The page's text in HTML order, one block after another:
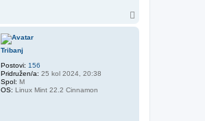
Tribanj
Postovi: 156
Pridružen/a: 25 kol 2024, 20:38
Spol: M
OS: Linux Mint 22.2 Cinnamon